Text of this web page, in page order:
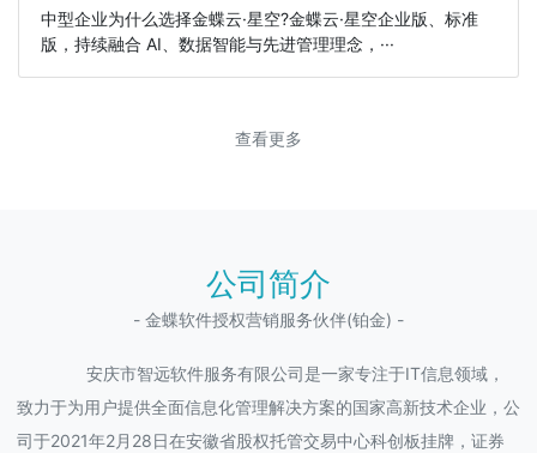
中型企业为什么选择金蝶云·星空?金蝶云·星空企业版、标准
版，持续融合 AI、数据智能与先进管理理念，···
查看更多
公司简介
- 金蝶软件授权营销服务伙伴(铂金) -
安庆市智远软件服务有限公司是一家专注于IT信息领域，
致力于为用户提供全面信息化管理解决方案的国家高新技术企业，公
司于2021年2月28日在安徽省股权托管交易中心科创板挂牌，证券